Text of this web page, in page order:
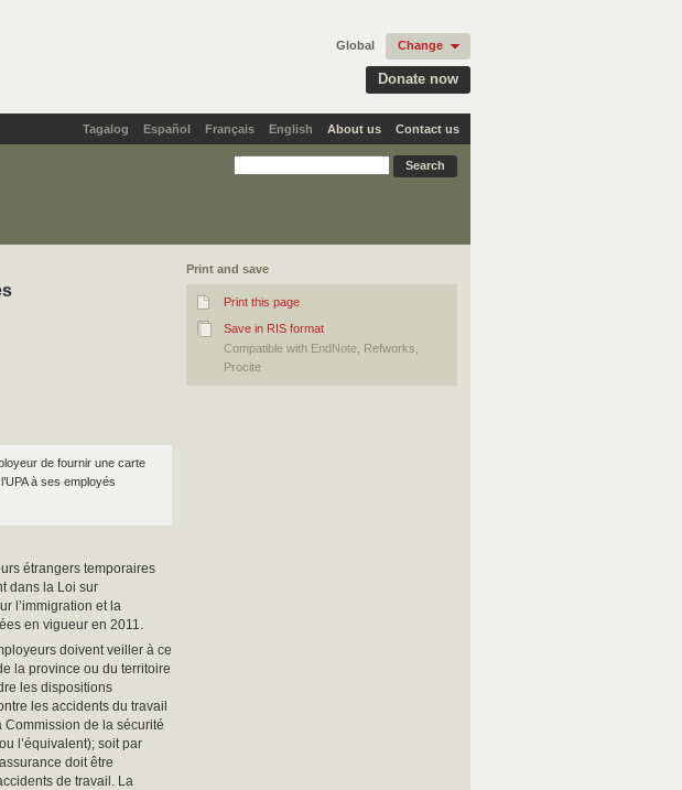
Donate now
Global Change
Tagalog Español Français English About us Contact us
Print and save
Print this page
Save in RIS format
Compatible with EndNote, Refworks,
Procite
de fournir une carte
à ses employés
étrangers temporaires
dans la Loi sur
l’immigration et la
en vigueur en 2011.
doivent veiller à ce
la province ou du territoire
les dispositions
les accidents du travail
Commission de la sécurité
l’équivalent); soit par
doit être
de travail. La